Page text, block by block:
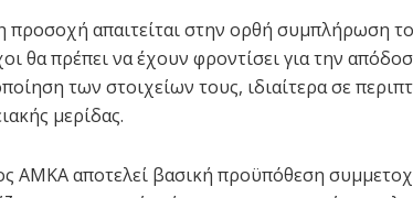
προσοχή απαιτείται στην ορθή συμπλήρωση
θα πρέπει να έχουν φροντίσει για την
των στοιχείων τους, ιδιαίτερα σε
μερίδας.
ΑΜΚΑ αποτελεί βασική προϋπόθεση